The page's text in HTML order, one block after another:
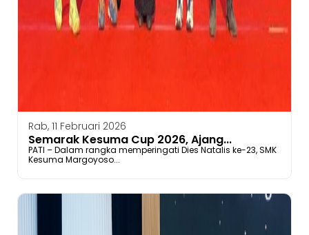
Rab, 11 Februari 2026
Semarak Kesuma Cup 2026, Ajang...
PATI – Dalam rangka memperingati Dies Natalis ke-23, SMK
Kesuma Margoyoso...